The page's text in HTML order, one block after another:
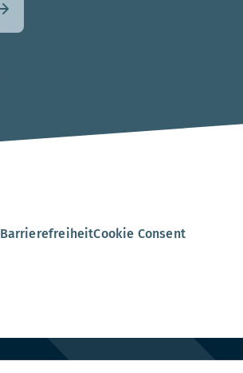
BarrierefreiheitCookie Consent